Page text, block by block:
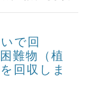
で回
難物（植
回収しま